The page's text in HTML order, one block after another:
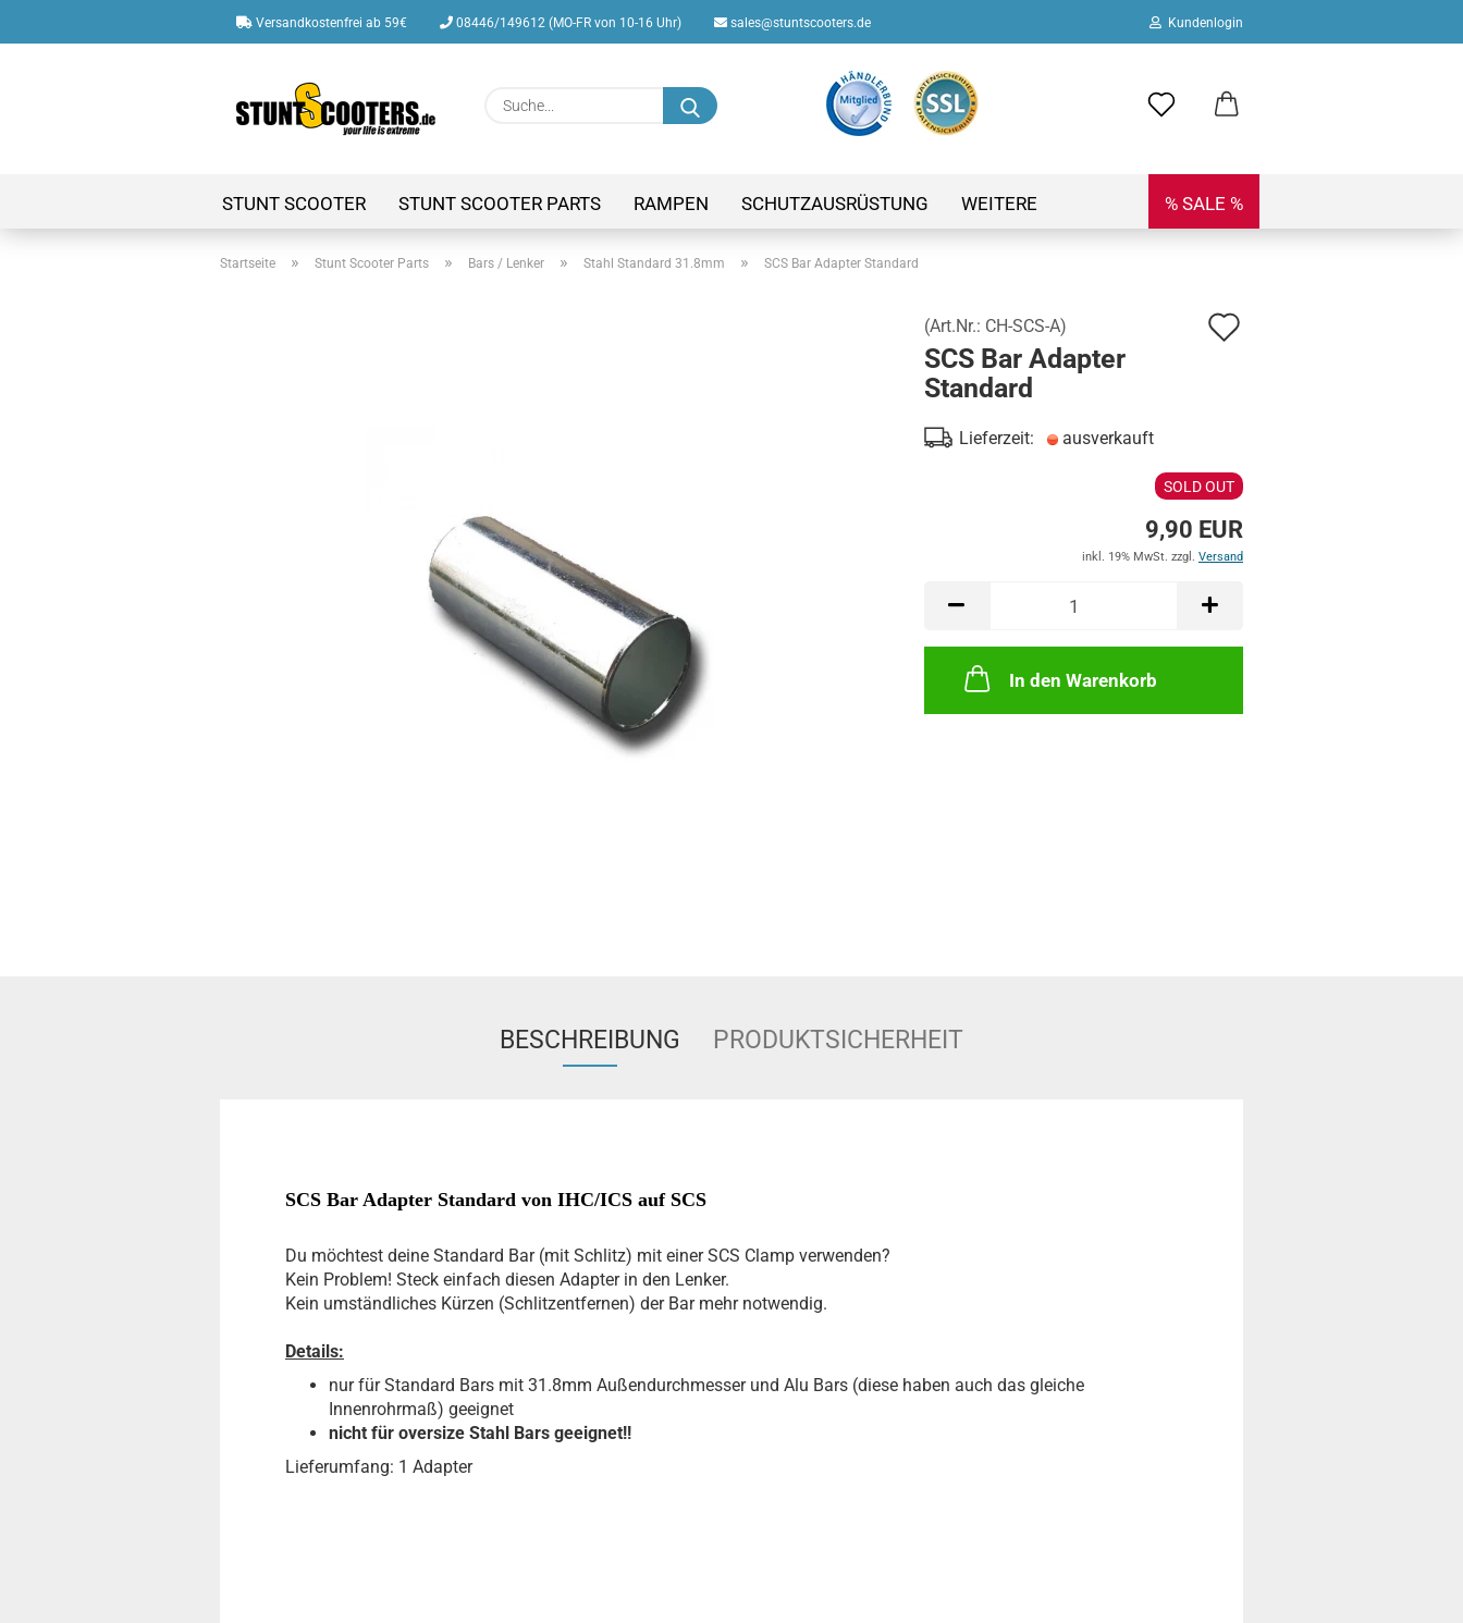
Versandkostenfrei ab 59€ 08446/149612 (MO-FR von 10-16 Uhr) sales@stuntscooters.de Kundenlogin
Passwort
Konto erstellen
Passwort vergessen?
Suche...
STUNT SCOOTER STUNT SCOOTER PARTS RAMPEN SCHUTZAUSRÜSTUNG % SALE %
WEITERE
Startseite » Stunt Scooter Parts » Bars / Lenker » Stahl Standard 31.8mm » SCS Bar Adapter Standard
(Art.Nr.: CH-SCS-A)
SCS Bar Adapter
Standard
Lieferzeit: ausverkauft
SOLD OUT
9,90 EUR
inkl. 19% MwSt. zzgl. Versand
In den Warenkorb
BESCHREIBUNG PRODUKTSICHERHEIT
SCS Bar Adapter Standard von IHC/ICS auf SCS
Du möchtest deine Standard Bar (mit Schlitz) mit einer SCS Clamp verwenden?
Kein Problem! Steck einfach diesen Adapter in den Lenker.
Kein umständliches Kürzen (Schlitzentfernen) der Bar mehr notwendig.
Details:
nur für Standard Bars mit 31.8mm Außendurchmesser und Alu Bars (diese haben auch das gleiche
Innenrohrmaß) geeignet
nicht für oversize Stahl Bars geeignet!!
Lieferumfang: 1 Adapter